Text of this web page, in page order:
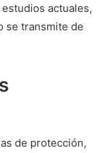
actuales,
se transmite de
de protección,